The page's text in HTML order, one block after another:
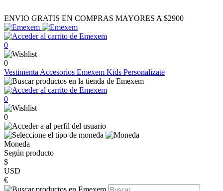
ENVIO GRATIS EN COMPRAS MAYORES A $2900
0
0
Vestimenta Accesorios Emexem Kids Personalizate
0
0
Moneda
Según producto
$
USD
€